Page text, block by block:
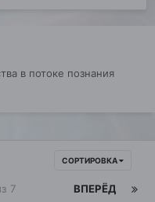
в потоке познания
СОРТИРОВКА
ВПЕРЁД
7